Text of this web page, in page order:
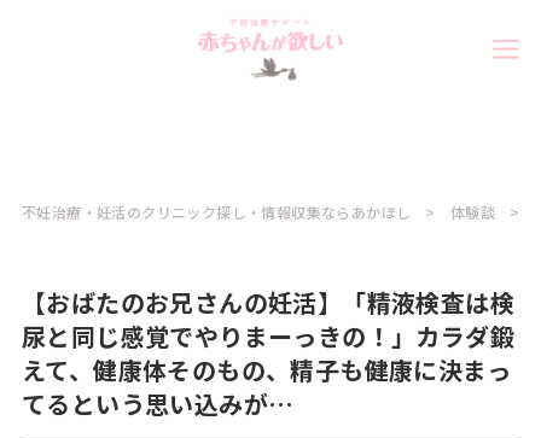
不妊治療・妊活のクリニック探し・情報収集ならあかほし 体験談
【おばたのお兄さんの妊活】「精液検査は検
尿と同じ感覚でやりまーっきの！」カラダ鍛
えて、健康体そのもの、精子も健康に決まっ
てるという思い込みが…